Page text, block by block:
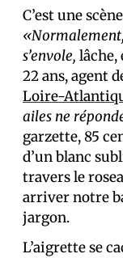
C’est une
s’envole, lâche,
22 ans, agent
Loire-
ailes ne
garzette, 85
d’un blanc
travers le
arriver notre
jargon.
L’aigrette se